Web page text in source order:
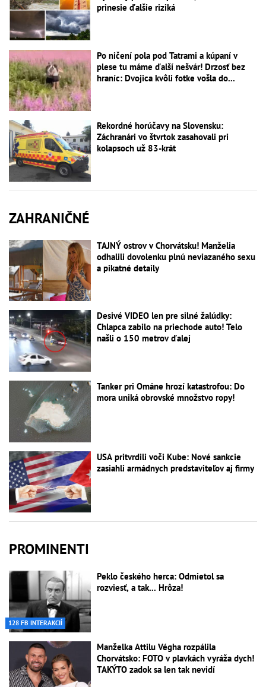
prinesie ďalšie riziká
Po ničení pola pod Tatrami a kúpaní v
plese tu máme ďalší nešvár! Drzosť bez
hraníc: Dvojica kvôli fotke vošla do...
Rekordné horúčavy na Slovensku:
Záchranári vo štvrtok zasahovali pri
kolapsoch už 83-krát
ZAHRANIČNÉ
TAJNÝ ostrov v Chorvátsku! Manželia
odhalili dovolenku plnú neviazaného sexu
a pikatné detaily
Desivé VIDEO len pre silné žalúdky:
Chlapca zabilo na priechode auto! Telo
našli o 150 metrov ďalej
Tanker pri Ománe hrozí katastrofou: Do
mora uniká obrovské množstvo ropy!
USA pritvrdili voči Kube: Nové sankcie
zasiahli armádnych predstaviteľov aj firmy
PROMINENTI
128 FB INTERAKCIÍ
Peklo českého herca: Odmietol sa
rozviesť, a tak... Hrôza!
Manželka Attilu Végha rozpálila
Chorvátsko: FOTO v plavkách vyráža dych!
TAKÝTO zadok sa len tak nevidí